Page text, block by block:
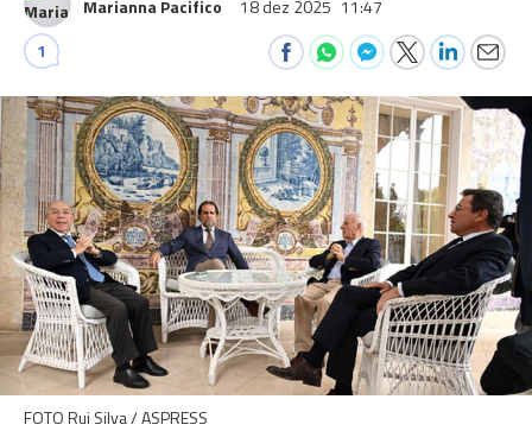
Marianna Pacifico 18 dez 2025 11:47
1
FOTO Rui Silva / ASPRESS